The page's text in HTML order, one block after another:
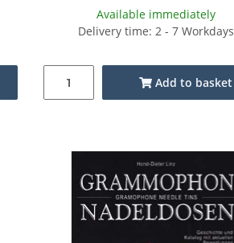
Available immediately
Delivery time: 2 - 7 Workdays
Add to basket